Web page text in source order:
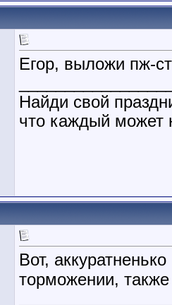
Егор, выложи пж-
Найди свой
что каждый может
Вот,
торможении,